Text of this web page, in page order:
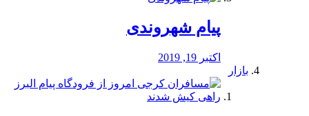
پیام شهروندی
اکتبر 19, 2019
بازار